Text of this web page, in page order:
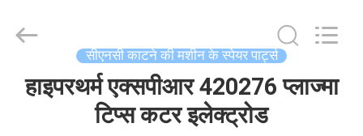
Technologies
Co.,Ltd..
सीएनसी काटने की मशीन के स्पेयर पार्ट्स
हाइपरथर्म एक्सपीआर 420276 प्लाज्मा
टिप्स कटर इलेक्ट्रोड